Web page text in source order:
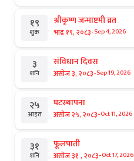
१९
शुक्र
श्रीकृष्ण जन्माष्टमी व्रत
भाद्र १९, २०८३-Sep 4, 2026
३
शनि
संविधान दिवस
असोज ३, २०८३-Sep 19, 2026
२५
आइत
घटस्थापना
असोज २५, २०८३-Oct 11, 2026
३१
शनि
फूलपाती
असोज ३१ , २०८३-Oct 17, 2026